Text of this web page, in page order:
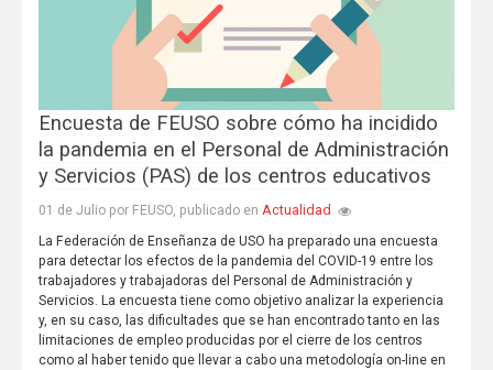
Encuesta de FEUSO sobre cómo ha incidido
la pandemia en el Personal de Administración
y Servicios (PAS) de los centros educativos
01 de Julio por FEUSO, publicado en Actualidad
La Federación de Enseñanza de USO ha preparado una encuesta
para detectar los efectos de la pandemia del COVID-19 entre los
trabajadores y trabajadoras del Personal de Administración y
Servicios. La encuesta tiene como objetivo analizar la experiencia
y, en su caso, las dificultades que se han encontrado tanto en las
limitaciones de empleo producidas por el cierre de los centros
como al haber tenido que llevar a cabo una metodología on-line en